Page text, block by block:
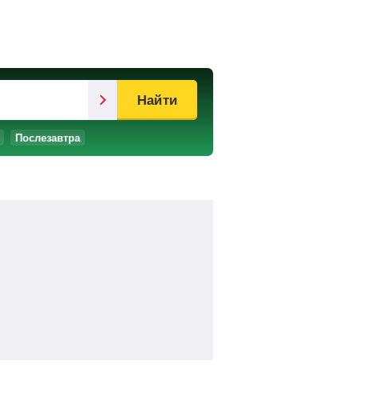
Послезавтра
Найти